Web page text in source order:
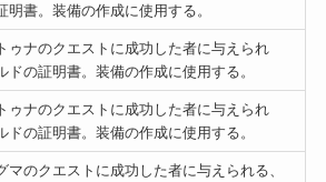
明書。装備の作成に使用する。
ゥナのクエストに成功した者に与えられ
ドの証明書。装備の作成に使用する。
ゥナのクエストに成功した者に与えられ
ドの証明書。装備の作成に使用する。
マのクエストに成功した者に与えられる、